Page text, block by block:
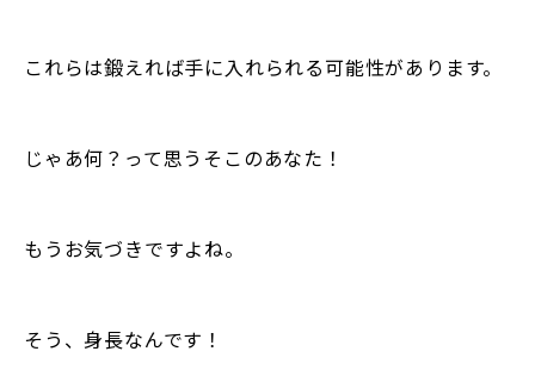
これらは鍛えれば手に入れられる可能性があります。
じゃあ何？って思うそこのあなた！
もうお気づきですよね。
そう、身長なんです！